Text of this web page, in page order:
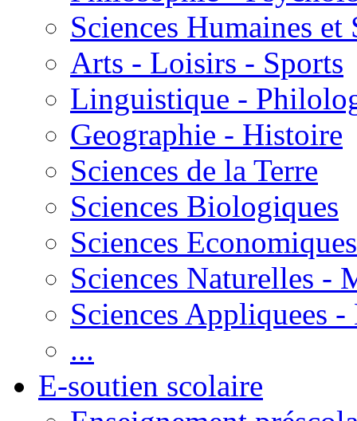
Sciences Humaines et
Arts - Loisirs - Sports
Linguistique -
Geographie - Histoire
Sciences de la Terre
Sciences Biologiques
Sciences Economiques
Sciences Naturelles -
Sciences Appliquees
...
E-soutien scolaire